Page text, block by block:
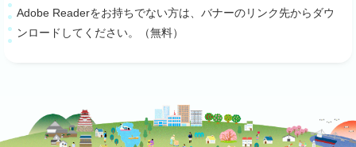
Adobe Readerをお持ちでない方は、バナーのリンク先からダウ
ンロードしてください。（無料）